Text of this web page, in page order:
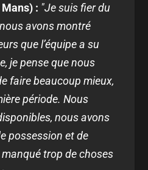
: "Je suis fier du
avons montré
que l’équipe a su
je pense que nous
faire beaucoup mieux,
période. Nous
nous avons
possession et de
trop de choses